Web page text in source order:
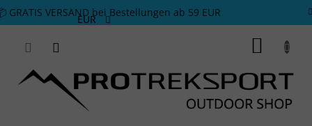
Zum Inhalt springen
GRATIS VERSAND bei Bestellungen ab 59 EUR
EUR